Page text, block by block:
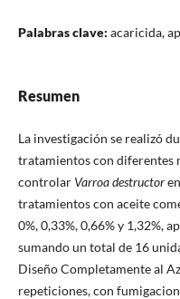
Palabras clave: acaricida,
Resumen
La investigación se realizó
tratamientos con diferentes
controlar Varroa destructor
tratamientos con aceite
0%, 0,33%, 0,66% y 1,32%,
sumando un total de 16
Diseño Completamente al
repeticiones, con